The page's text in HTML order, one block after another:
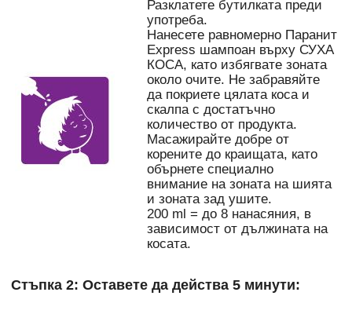
Разклатете бутилката преди
употреба.
Нанесете равномерно Паранит
Express шампоан върху СУХА
КОСА, като избягвате зоната
около очите. Не забравяйте
да покриете цялата коса и
скалпа с достатъчно
количество от продукта.
Масажирайте добре от
корените до краищата, като
обърнете специално
внимание на зоната на шията
и зоната зад ушите.
200 ml = до 8 нанасяния, в
зависимост от дължината на
косата.
Стъпка 2: Оставете да действа 5 минути: